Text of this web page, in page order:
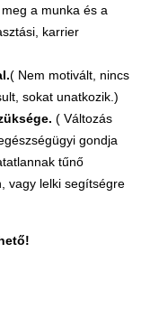
a munka és a
karrier
( Nem motivált, nincs
sokat unatkozik.)
( Változás
gondja
tűnő
vagy lelki segítségre